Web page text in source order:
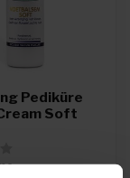
Pediküre
Soft